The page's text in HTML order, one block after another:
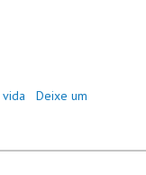
vida
Deixe um